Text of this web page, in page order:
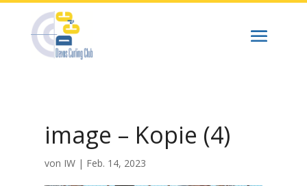
image – Kopie (4)
von IW| Feb. 14, 2023